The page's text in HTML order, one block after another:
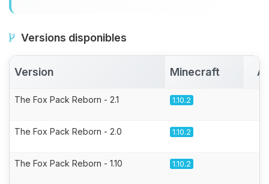
Versions disponibles
Version Minecraft
The Fox Pack Reborn - 2.1 1.10.2
The Fox Pack Reborn - 2.0 1.10.2
The Fox Pack Reborn - 1.10 1.10.2